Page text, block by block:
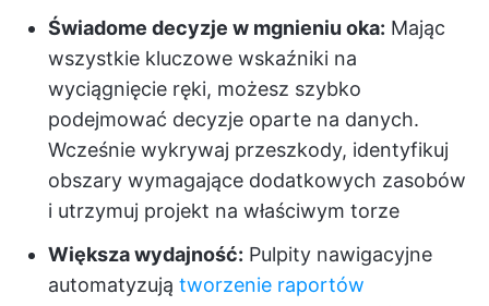
Świadome decyzje w mgnieniu oka: Mając
wszystkie kluczowe wskaźniki na
wyciągnięcie ręki, możesz szybko
podejmować decyzje oparte na danych.
Wcześnie wykrywaj przeszkody, identyfikuj
obszary wymagające dodatkowych zasobów
i utrzymuj projekt na właściwym torze
Większa wydajność: Pulpity nawigacyjne
automatyzują tworzenie raportów